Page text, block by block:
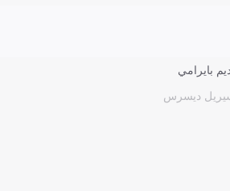
بايرامي
ديسرس